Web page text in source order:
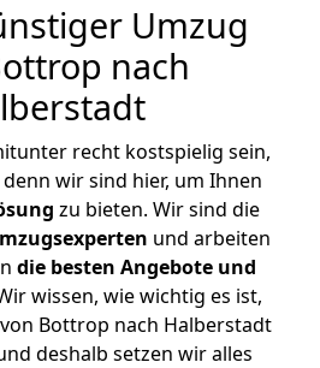
Umzug
nach
recht kostspielig sein,
wir sind hier, um Ihnen
zu bieten. Wir sind die
und arbeiten
die besten Angebote und
wissen, wie wichtig es ist,
Bottrop nach Halberstadt
deshalb setzen wir alles